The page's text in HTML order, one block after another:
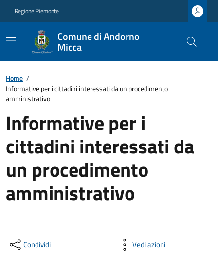
Regione Piemonte
Comune di Andorno
Micca
Home /
Informative per i cittadini interessati da un procedimento
amministrativo
Informative per i
cittadini interessati da
un procedimento
amministrativo
Condividi Vedi azioni